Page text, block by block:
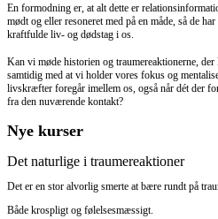
En formodning er, at alt dette er
mødt og eller resoneret med på en måde, så de
kraftfulde liv- og dødstag i os.
Kan vi møde historien og traumereaktionerne, der
samtidig med at vi holder vores fokus og
livskræfter foregår imellem os, også når dét der
fra den nuværende kontakt?
Nye kurser
Det naturlige i traumereaktioner
Det er en stor alvorlig smerte at bære rundt på
Både krospligt og følelsesmæssigt.